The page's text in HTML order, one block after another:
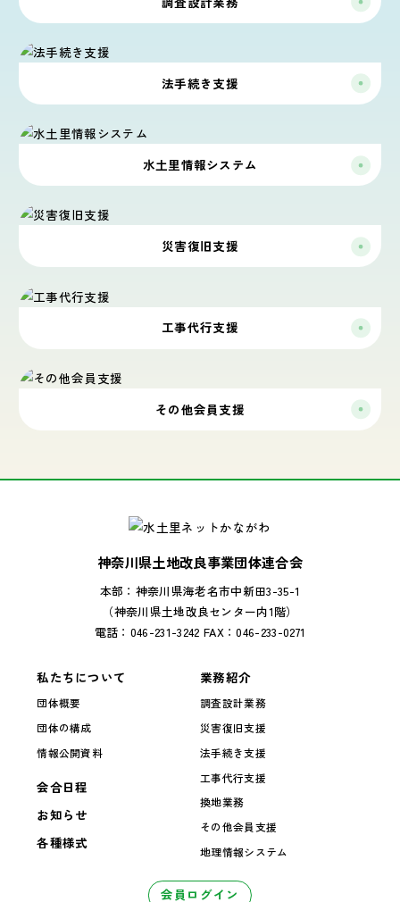
法手続き支援
水土里情報システム
災害復旧支援
工事代行支援
その他会員支援
神奈川県土地改良事業団体連合会
本部：神奈川県海老名市中新田3-35-1
（神奈川県土地改良センター内1階）
電話：046-231-3242 FAX：046-233-0271
私たちについて
団体概要
団体の構成
情報公開資料
業務紹介
調査設計業務
災害復旧支援
法手続き支援
工事代行支援
換地業務
その他会員支援
地理情報システム
会合日程
お知らせ
各種様式
会員ログイン